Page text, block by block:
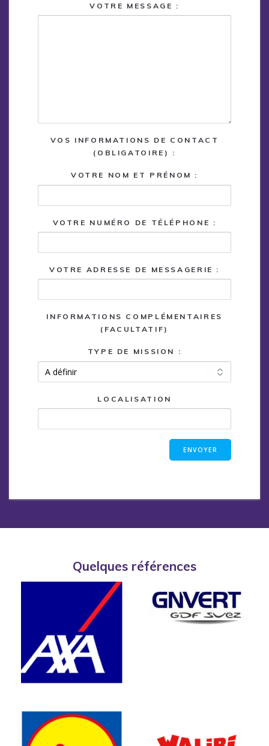
VOTRE MESSAGE :
VOS INFORMATIONS DE CONTACT
(OBLIGATOIRE) :
VOTRE NOM ET PRÉNOM :
VOTRE NUMÉRO DE TÉLÉPHONE :
VOTRE ADRESSE DE MESSAGERIE :
INFORMATIONS COMPLÉMENTAIRES
(FACULTATIF)
TYPE DE MISSION :
LOCALISATION
Quelques références